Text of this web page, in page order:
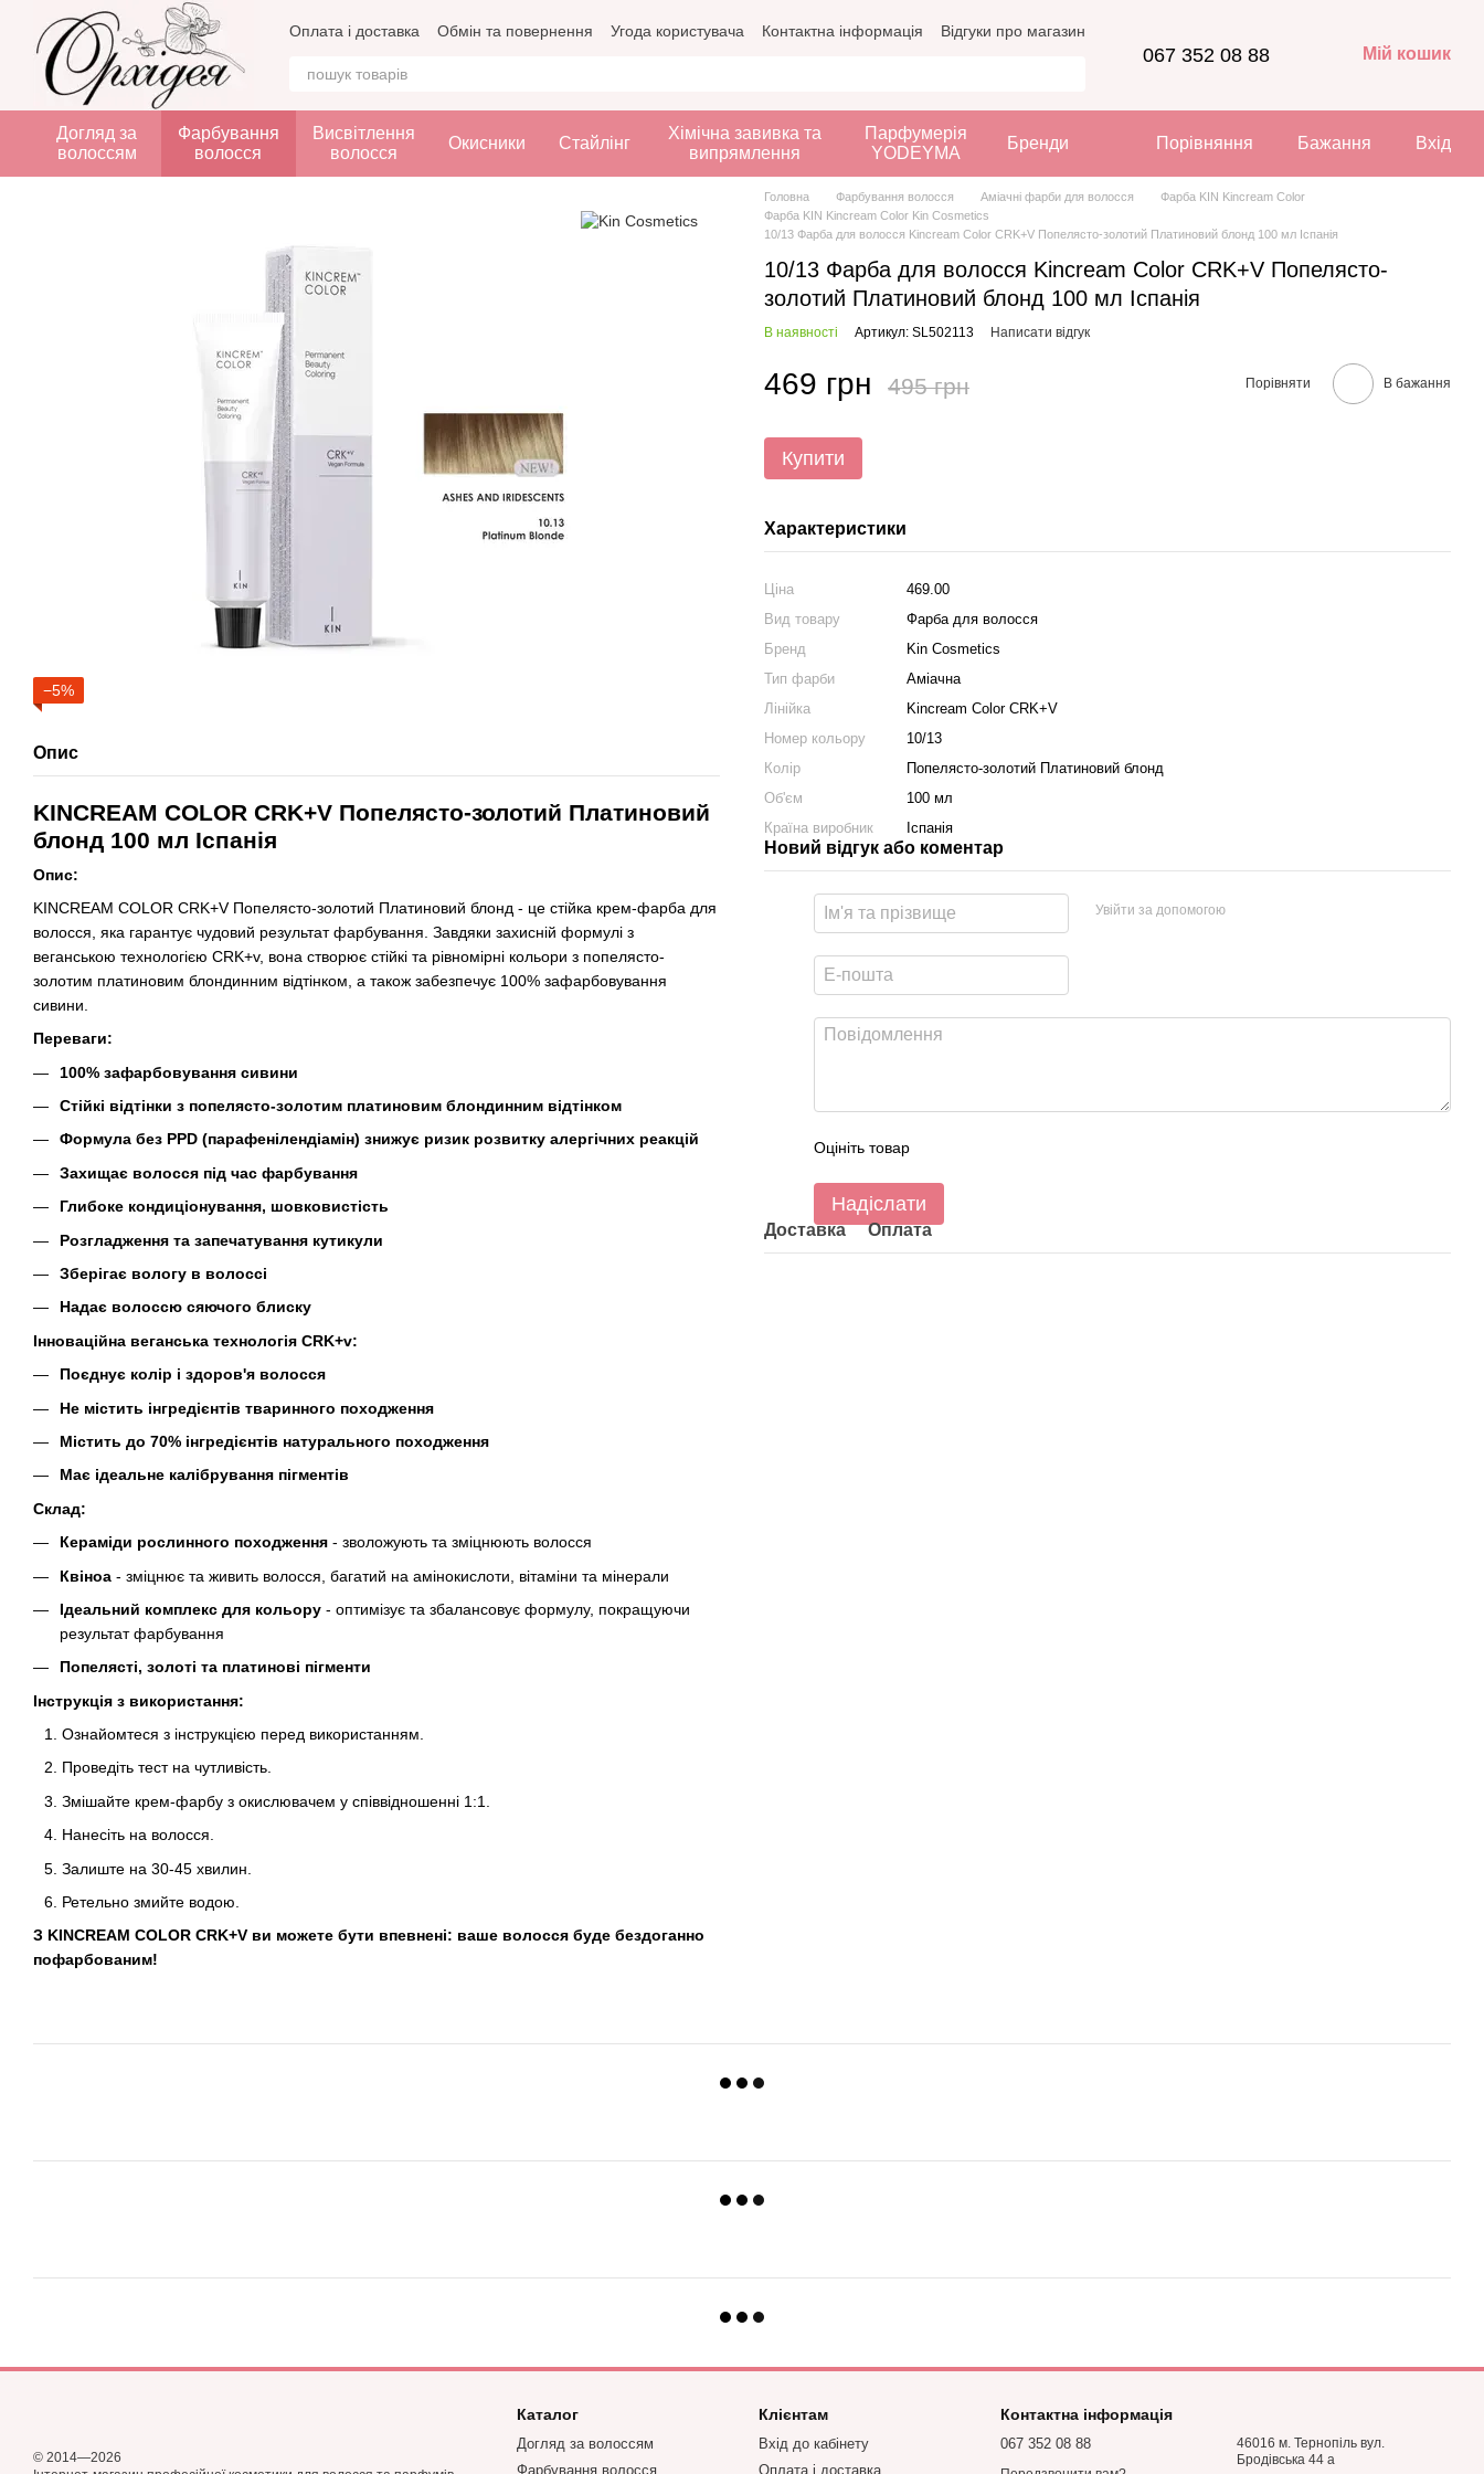
Перейти до основного контенту
Оплата і доставка Обмін та повернення Угода користувача Контактна інформація Відгуки про магазин
067 352 08 88 Мій кошик
Догляд за
волоссям
Фарбування
волосся
Висвітлення
волосся
Окисники Стайлінг
Хімічна завивка та
випрямлення
Парфумерія
YODEYMA
Бренди Порівняння Бажання Вхід
−5%
Опис
KINCREAM COLOR CRK+V Попелясто-золотий Платиновий
блонд 100 мл Іспанія
Опис:
KINCREAM COLOR CRK+V Попелясто-золотий Платиновий блонд - це стійка крем-фарба для
волосся, яка гарантує чудовий результат фарбування. Завдяки захисній формулі з
веганською технологією CRK+v, вона створює стійкі та рівномірні кольори з попелясто-
золотим платиновим блондинним відтінком, а також забезпечує 100% зафарбовування
сивини.
Переваги:
100% зафарбовування сивини
Стійкі відтінки з попелясто-золотим платиновим блондинним відтінком
Формула без PPD (парафенілендіамін) знижує ризик розвитку алергічних реакцій
Захищає волосся під час фарбування
Глибоке кондиціонування, шовковистість
Розгладження та запечатування кутикули
Зберігає вологу в волоссі
Надає волоссю сяючого блиску
Інноваційна веганська технологія CRK+v:
Поєднує колір і здоров'я волосся
Не містить інгредієнтів тваринного походження
Містить до 70% інгредієнтів натурального походження
Має ідеальне калібрування пігментів
Склад:
Кераміди рослинного походження - зволожують та зміцнюють волосся
Квіноа - зміцнює та живить волосся, багатий на амінокислоти, вітаміни та мінерали
Ідеальний комплекс для кольору - оптимізує та збалансовує формулу, покращуючи
результат фарбування
Попелясті, золоті та платинові пігменти
Інструкція з використання:
Ознайомтеся з інструкцією перед використанням.
Проведіть тест на чутливість.
Змішайте крем-фарбу з окислювачем у співвідношенні 1:1.
Нанесіть на волосся.
Залиште на 30-45 хвилин.
Ретельно змийте водою.
З KINCREAM COLOR CRK+V ви можете бути впевнені: ваше волосся буде бездоганно
пофарбованим!
Головна Фарбування волосся Аміачні фарби для волосся
Фарба KIN Kincream Color
Фарба KIN Kincream Color Kin Cosmetics
10/13 Фарба для волосся Kincream Color CRK+V Попелясто-золотий Платиновий блонд 100 мл Іспанія
10/13 Фарба для волосся Kincream Color CRK+V Попелясто-
золотий Платиновий блонд 100 мл Іспанія
В наявності Артикул: SL502113 Написати відгук
469 грн 495 грн Порівняти В бажання
Купити
Характеристики
Ціна
469.00
Вид товару
Фарба для волосся
Бренд
Kin Cosmetics
Тип фарби
Аміачна
Лінійка
Kincream Color CRK+V
Номер кольору
10/13
Колір
Попелясто-золотий Платиновий блонд
Об'єм
100 мл
Країна виробник
Іспанія
Новий відгук або коментар
Увійти за допомогою
Оцініть товар
Надіслати
Доставка Оплата
© 2014—2026
Каталог
Догляд за волоссям
Фарбування волосся
Клієнтам
Вхід до кабінету
Оплата і доставка
Контактна інформація
067 352 08 88
46016 м. Тернопіль вул.
Бродівська 44 а